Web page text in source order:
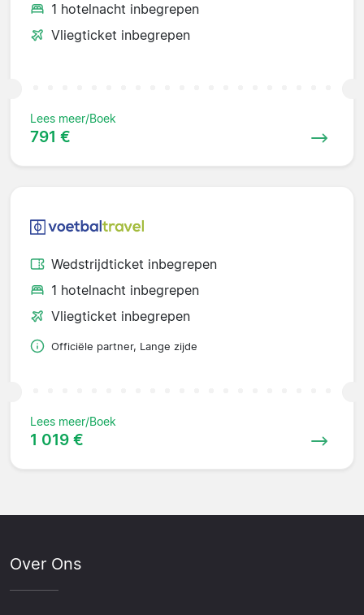
1 hotelnacht inbegrepen
Vliegticket inbegrepen
Lees meer/Boek
791 €
Wedstrijdticket inbegrepen
1 hotelnacht inbegrepen
Vliegticket inbegrepen
Officiële partner, Lange zijde
Lees meer/Boek
1 019 €
Over Ons